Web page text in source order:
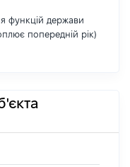
функцій держави
попередній рік)